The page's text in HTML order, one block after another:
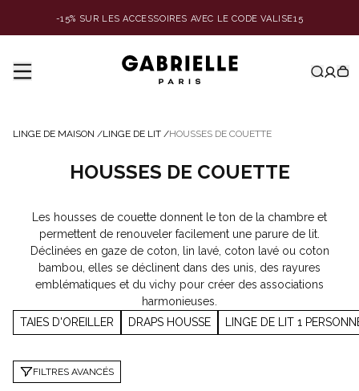
-15% SUR LES ACCESSOIRES AVEC LE CODE VALISE15
LINGE DE MAISON /LINGE DE LIT /HOUSSES DE COUETTE
HOUSSES DE COUETTE
Les housses de couette donnent le ton de la chambre et
permettent de renouveler facilement une parure de lit.
Déclinées en gaze de coton, lin lavé, coton lavé ou coton
bambou, elles se déclinent dans des unis, des rayures
emblématiques et du vichy pour créer des associations
harmonieuses.
TAIES D'OREILLER
DRAPS HOUSSE LINGE DE LIT 1
FILTRES AVANCÉS